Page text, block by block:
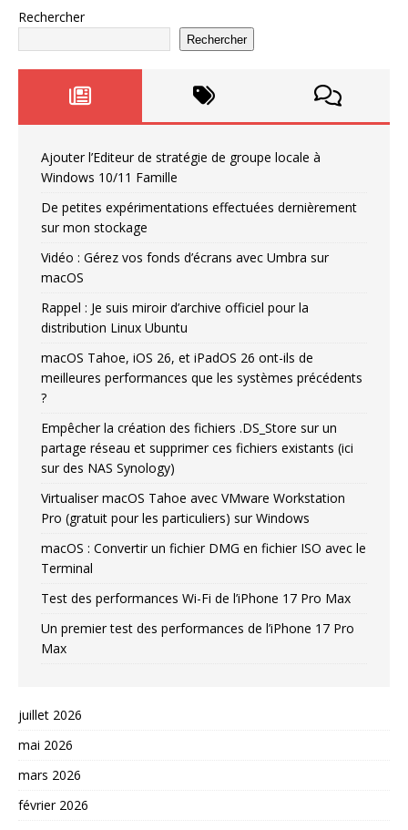
Rechercher
Rechercher
Ajouter l’Editeur de stratégie de groupe locale à
Windows 10/11 Famille
De petites expérimentations effectuées dernièrement
sur mon stockage
Vidéo : Gérez vos fonds d’écrans avec Umbra sur
macOS
Rappel : Je suis miroir d’archive officiel pour la
distribution Linux Ubuntu
macOS Tahoe, iOS 26, et iPadOS 26 ont-ils de
meilleures performances que les systèmes précédents
?
Empêcher la création des fichiers .DS_Store sur un
partage réseau et supprimer ces fichiers existants (ici
sur des NAS Synology)
Virtualiser macOS Tahoe avec VMware Workstation
Pro (gratuit pour les particuliers) sur Windows
macOS : Convertir un fichier DMG en fichier ISO avec le
Terminal
Test des performances Wi-Fi de l’iPhone 17 Pro Max
Un premier test des performances de l’iPhone 17 Pro
Max
juillet 2026
mai 2026
mars 2026
février 2026